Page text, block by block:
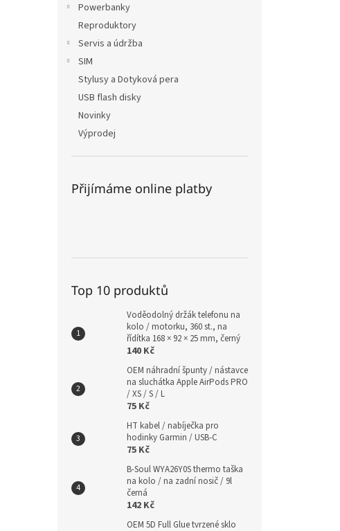
Powerbanky
Reproduktory
Servis a údržba
SIM
Stylusy a Dotyková pera
USB flash disky
Novinky
Výprodej
Přijímáme online platby
Top 10 produktů
Voděodolný držák telefonu na
kolo / motorku, 360 st., na
řídítka 168 × 92 × 25 mm, černý
140 Kč
OEM náhradní špunty / nástavce
na sluchátka Apple AirPods PRO
/ XS / S / L
75 Kč
HT kabel / nabíječka pro
hodinky Garmin / USB-C
75 Kč
B-Soul WYA26Y0S thermo taška
na kolo / na zadní nosič / 9l
černá
142 Kč
OEM 5D Full Glue tvrzené sklo